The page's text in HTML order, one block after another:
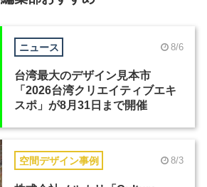
ニュース 8/6
台湾最大のデザイン見本市
「2026台湾クリエイティブエキ
スポ」が8月31日まで開催
空間デザイン事例 8/3